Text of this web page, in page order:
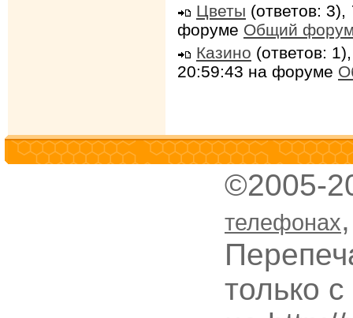
Цветы (ответов: 3),
форуме Общий
Казино (ответов:
20:59:43 на форуме
©2005-
телефонах
только